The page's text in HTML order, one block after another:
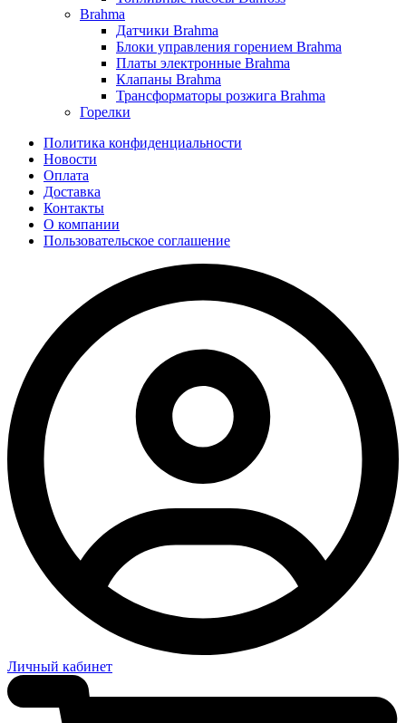
Brahma
Датчики Brahma
Блоки управления горением Brahma
Платы электронные Brahma
Клапаны Brahma
Трансформаторы розжига Brahma
Горелки
Политика конфиденциальности
Новости
Оплата
Доставка
Контакты
О компании
Пользовательское соглашение
Личный кабинет